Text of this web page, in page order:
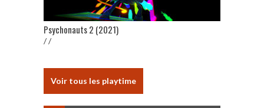
Psychonauts 2 (2021)
/ /
Voir tous les playtime